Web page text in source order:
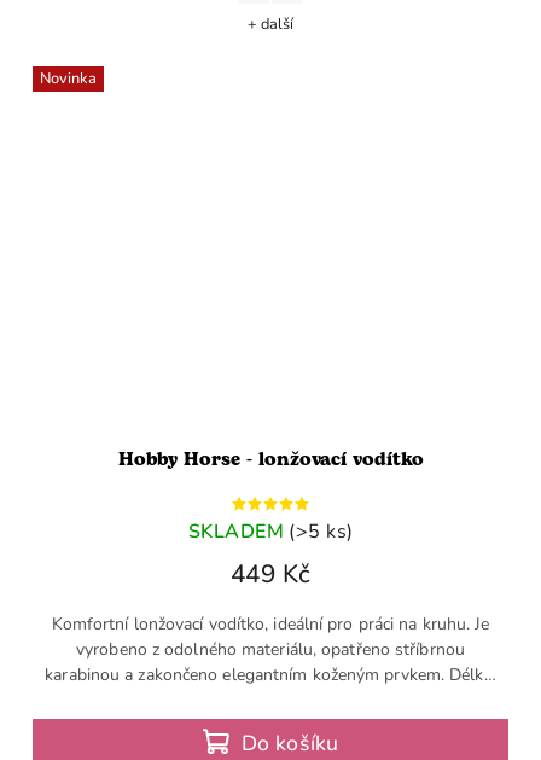
+ další
Novinka
Hobby Horse - lonžovací vodítko
SKLADEM (>5 ks)
449 Kč
Do košíku
Komfortní lonžovací vodítko, ideální pro práci na kruhu. Je
vyrobeno z odolného materiálu, opatřeno stříbrnou
karabinou a zakončeno elegantním koženým prvkem. Délka: